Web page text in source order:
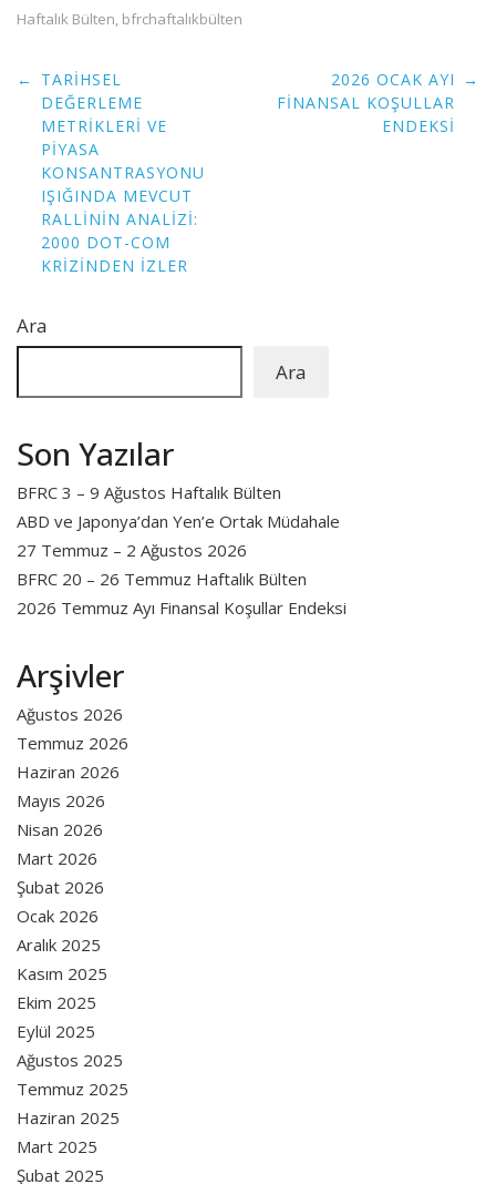
Haftalık Bülten, bfrchaftalıkbülten
Post
navigation
← TARIHSEL
DEĞERLEME
METRIKLERI VE
PIYASA
KONSANTRASYONU
IŞIĞINDA MEVCUT
RALLININ ANALIZI:
2000 DOT-COM
KRIZINDEN İZLER
2026 OCAK AYI
FINANSAL KOŞULLAR
ENDEKSI
→
Ara
Ara
Son Yazılar
BFRC 3 – 9 Ağustos Haftalık Bülten
ABD ve Japonya’dan Yen’e Ortak Müdahale
27 Temmuz – 2 Ağustos 2026
BFRC 20 – 26 Temmuz Haftalık Bülten
2026 Temmuz Ayı Finansal Koşullar Endeksi
Arşivler
Ağustos 2026
Temmuz 2026
Haziran 2026
Mayıs 2026
Nisan 2026
Mart 2026
Şubat 2026
Ocak 2026
Aralık 2025
Kasım 2025
Ekim 2025
Eylül 2025
Ağustos 2025
Temmuz 2025
Haziran 2025
Mart 2025
Şubat 2025